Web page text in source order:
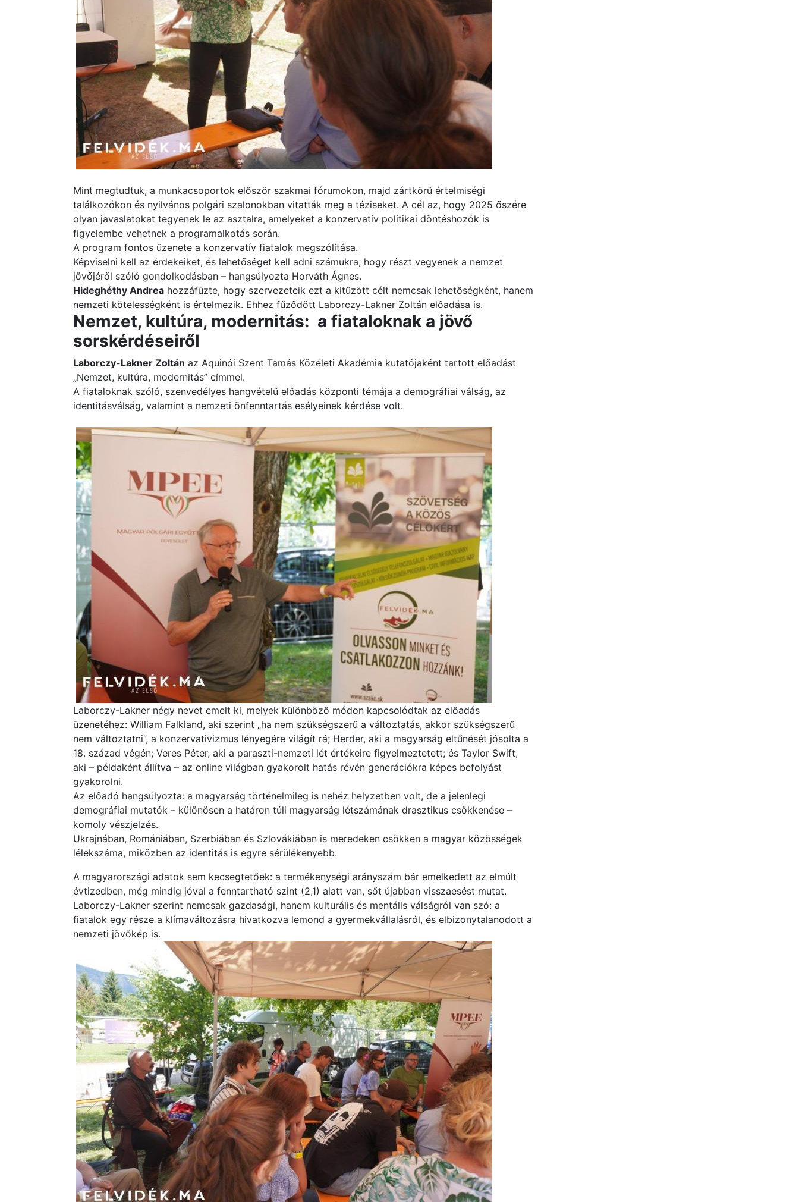
Mint megtudtuk, a munkacsoportok először szakmai fórumokon, majd zártkörű értelmiségi
találkozókon és nyilvános polgári szalonokban vitatták meg a téziseket. A cél az, hogy 2025 őszére
olyan javaslatokat tegyenek le az asztalra, amelyeket a konzervatív politikai döntéshozók is
figyelembe vehetnek a programalkotás során.
A program fontos üzenete a konzervatív fiatalok megszólítása.
Képviselni kell az érdekeiket, és lehetőséget kell adni számukra, hogy részt vegyenek a nemzet
jövőjéről szóló gondolkodásban – hangsúlyozta Horváth Ágnes.
Hideghéthy Andrea hozzáfűzte, hogy szervezeteik ezt a kitűzött célt nemcsak lehetőségként, hanem
nemzeti kötelességként is értelmezik. Ehhez fűződött Laborczy-Lakner Zoltán előadása is.
Nemzet, kultúra, modernitás: a fiataloknak a jövő
sorskérdéseiről
Laborczy-Lakner Zoltán az Aquinói Szent Tamás Közéleti Akadémia kutatójaként tartott előadást
„Nemzet, kultúra, modernitás” címmel.
A fiataloknak szóló, szenvedélyes hangvételű előadás központi témája a demográfiai válság, az
identitásválság, valamint a nemzeti önfenntartás esélyeinek kérdése volt.
Laborczy-Lakner négy nevet emelt ki, melyek különböző módon kapcsolódtak az előadás
üzenetéhez: William Falkland, aki szerint „ha nem szükségszerű a változtatás, akkor szükségszerű
nem változtatni”, a konzervativizmus lényegére világít rá; Herder, aki a magyarság eltűnését jósolta a
18. század végén; Veres Péter, aki a paraszti-nemzeti lét értékeire figyelmeztetett; és Taylor Swift,
aki – példaként állítva – az online világban gyakorolt hatás révén generációkra képes befolyást
gyakorolni.
Az előadó hangsúlyozta: a magyarság történelmileg is nehéz helyzetben volt, de a jelenlegi
demográfiai mutatók – különösen a határon túli magyarság létszámának drasztikus csökkenése –
komoly vészjelzés.
Ukrajnában, Romániában, Szerbiában és Szlovákiában is meredeken csökken a magyar közösségek
lélekszáma, miközben az identitás is egyre sérülékenyebb.
A magyarországi adatok sem kecsegtetőek: a termékenységi arányszám bár emelkedett az elmúlt
évtizedben, még mindig jóval a fenntartható szint (2,1) alatt van, sőt újabban visszaesést mutat.
Laborczy-Lakner szerint nemcsak gazdasági, hanem kulturális és mentális válságról van szó: a
fiatalok egy része a klímaváltozásra hivatkozva lemond a gyermekvállalásról, és elbizonytalanodott a
nemzeti jövőkép is.